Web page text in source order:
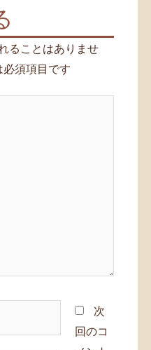
ることはありませ
須項目です
次
回のコ